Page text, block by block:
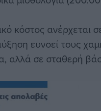
κόστος ανέρχεται
ευνοεί τους
αλλά σε σταθερή